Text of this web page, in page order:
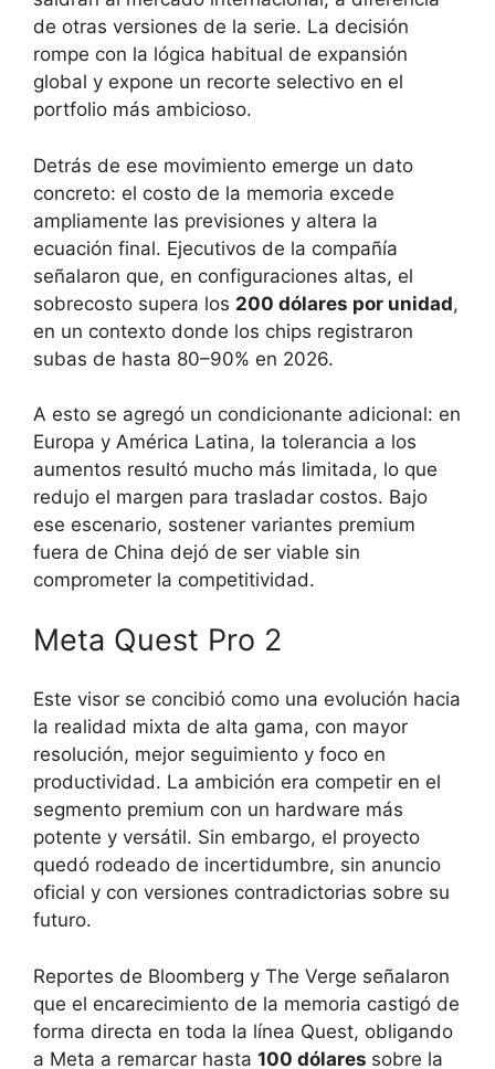
de otras versiones de la serie. La decisión
rompe con la lógica habitual de expansión
global y expone un recorte selectivo en el
portfolio más ambicioso.
Detrás de ese movimiento emerge un dato
concreto: el costo de la memoria excede
ampliamente las previsiones y altera la
ecuación final. Ejecutivos de la compañía
señalaron que, en configuraciones altas, el
sobrecosto supera los 200 dólares por unidad,
en un contexto donde los chips registraron
subas de hasta 80–90% en 2026.
A esto se agregó un condicionante adicional: en
Europa y América Latina, la tolerancia a los
aumentos resultó mucho más limitada, lo que
redujo el margen para trasladar costos. Bajo
ese escenario, sostener variantes premium
fuera de China dejó de ser viable sin
comprometer la competitividad.
Meta Quest Pro 2
Este visor se concibió como una evolución hacia
la realidad mixta de alta gama, con mayor
resolución, mejor seguimiento y foco en
productividad. La ambición era competir en el
segmento premium con un hardware más
potente y versátil. Sin embargo, el proyecto
quedó rodeado de incertidumbre, sin anuncio
oficial y con versiones contradictorias sobre su
futuro.
Reportes de Bloomberg y The Verge señalaron
que el encarecimiento de la memoria castigó de
forma directa en toda la línea Quest, obligando
a Meta a remarcar hasta 100 dólares sobre la